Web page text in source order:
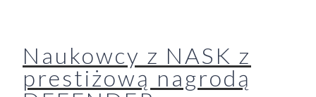
Naukowcy z NASK z
prestiżową nagrodą